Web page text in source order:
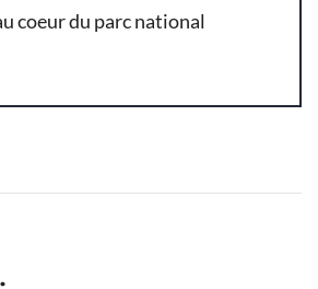
coeur du parc national